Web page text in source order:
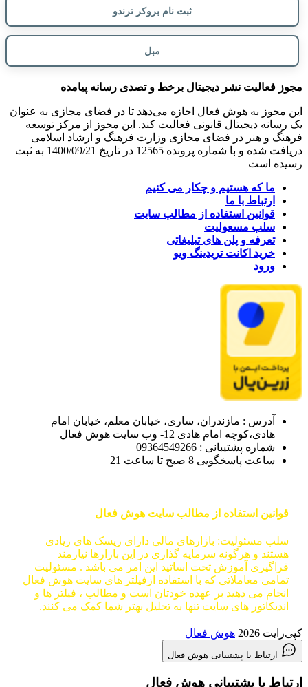
ثبت نام بروکر ترندو
مبل
مجوز فعالیت نشر دیجیتال برخط و تصدی رسانه پیامده
این مجوز به هوش فعال اجازه می‌دهد تا در فضای مجازی به عنوان
یک رسانه دیجیتال قانونی فعالیت کند. این مجوز از مرکز توسعه
فرهنگ و هنر در فضای مجازی وزارت فرهنگ و ارشاد اسلامی
دریافت شده و با شماره پرونده 12565 در تاریخ 1400/09/21 به ثبت
رسیده است
ما که هستیم و چکار می کنیم
ارتباط با ما
قوانین استفاده از مطالب سایت
سلب مسعولیت
تعرفه و پلن های تبلیغاتی
خرید اکانت تریدینگ ویو
ورود
آدرس : مازندران، ساری، خیابان معلم، خیابان امام
هادی،کوچه امام هادی 12- وب سایت هوش فعال
شماره پشتیبانی : 09364549266
ساعت پاسخگویی 8 صبح تا ساعت 21
قوانین استفاده از مطالب سایت هوش فعال
سلب مسئولیت: بازارهای مالی دارای ریسک های زیادی
هستند و هرگونه سرمایه گذاری در این بازارها نیازمند
فراگیری آموزش تحت اساتید این امر می باشد . مسئولیت
تمامی معاملاتی که با استفاده ازفیلتر های سایت هوش فعال
انجام می دهید بر عهده خودتان است و مطالب ، فیلتر ها و
اندیکاتور های سایت تنها به تحلیل بهتر شما کمک می کنند.
کپی‌رایت 2026 هوش فعال
ارتباط با پشتیبانی هوش فعال
ارتباط با پشتیبانی هوش فعال